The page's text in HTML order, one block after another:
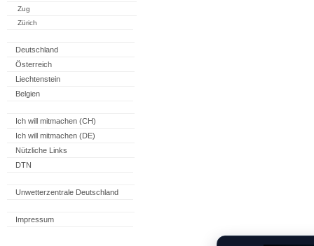
Zug
Zürich
Deutschland
Österreich
Liechtenstein
Belgien
Ich will mitmachen (CH)
Ich will mitmachen (DE)
Nützliche Links
DTN
Unwetterzentrale Deutschland
Impressum